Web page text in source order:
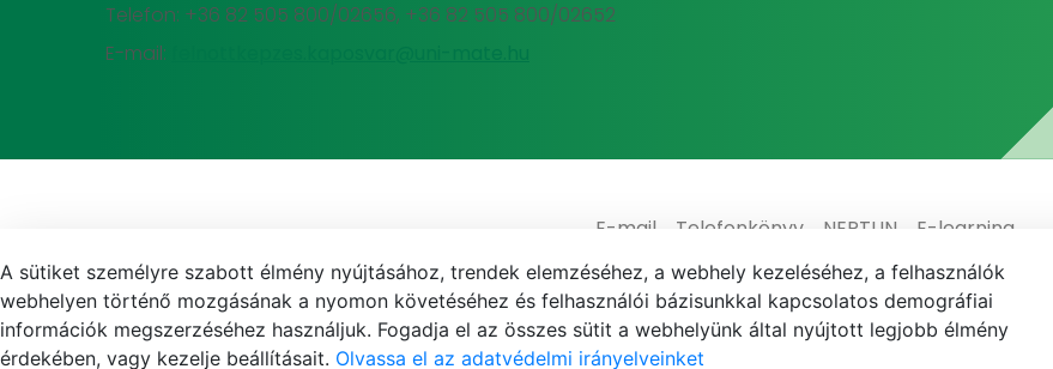
Telefon: +36 82 505 800/02656, +36 82 505 800/02652
E-mail:
E-mail Telefonkönyv NEPTUN E-learning
A sütiket személyre szabott élmény nyújtásához, trendek elemzéséhez, a webhely kezeléséhez, a felhasználók
webhelyen történő mozgásának a nyomon követéséhez és felhasználói bázisunkkal kapcsolatos demográfiai
információk megszerzéséhez használjuk. Fogadja el az összes sütit a webhelyünk által nyújtott legjobb élmény
érdekében, vagy kezelje beállításait. Olvassa el az adatvédelmi irányelveinket